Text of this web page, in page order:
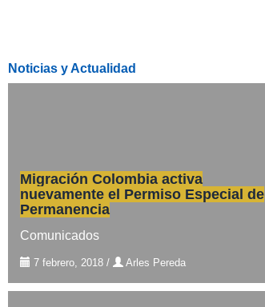
Noticias y Actualidad
Migración Colombia activa
nuevamente el Permiso Especial de
Permanencia
Comunicados
7 febrero, 2018 / Arles Pereda